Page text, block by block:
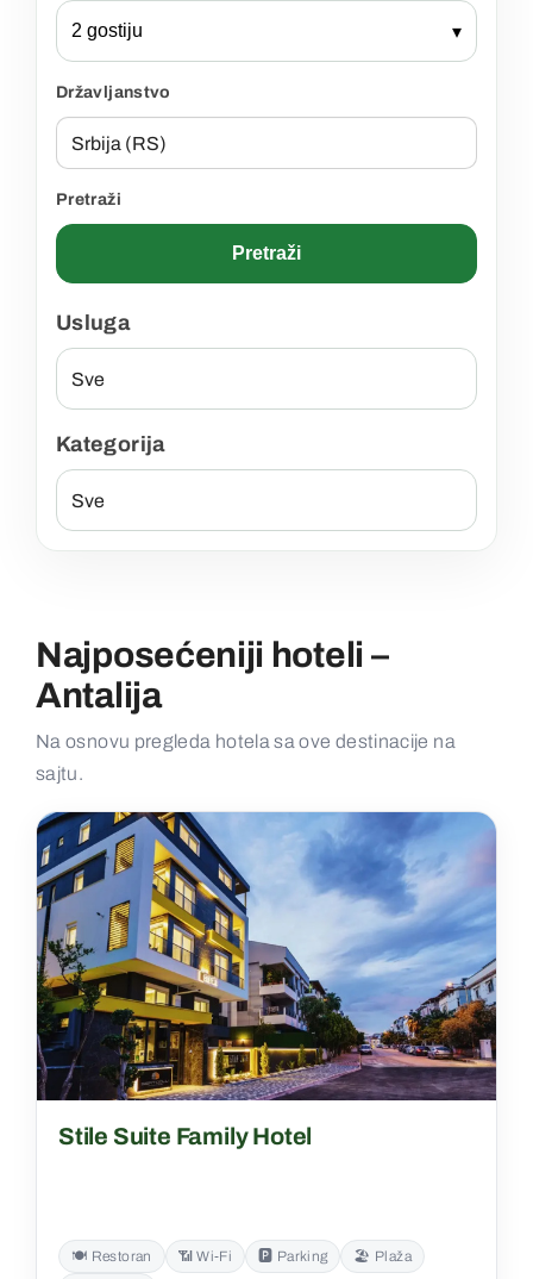
2 gostiju ▾
Državljanstvo
Pretraži
Pretraži
Usluga
Kategorija
Najposećeniji hoteli –
Antalija
Na osnovu pregleda hotela sa ove destinacije na
sajtu.
Stile Suite Family Hotel
🍽️ Restoran 📶 Wi‑Fi 🅿️ Parking
🏖️ Plaža